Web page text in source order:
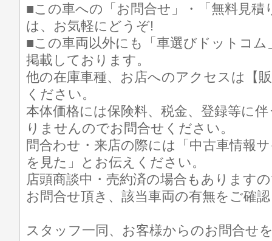
■この車への「お問合せ」・「無料見積
は、お気軽にどうぞ!
■この車両以外にも「車選びドットコ
掲載しております。
他の在庫車種、お店へのアクセスは【
ください。
本体価格には保険料、税金、登録等に
りませんのでお問合せください。
問合わせ・来店の際には「中古車情報
を見た」とお伝えください。
店頭商談中・売約済の場合もあります
お問合せ頂き、該当車両の有無をご確
スタッフ一同、お客様からのお問合せ